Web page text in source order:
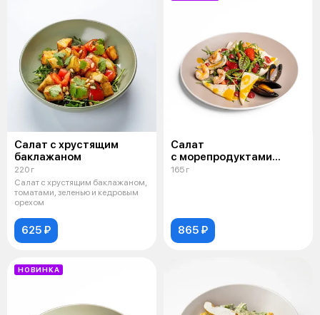
Салат с хрустящим
баклажаном
220 г
Салат с хрустящим баклажаном,
томатами, зеленью и кедровым
орехом
625 ₽
Салат
с морепродуктами
и гелем из малины
165 г
865 ₽
НОВИНКА